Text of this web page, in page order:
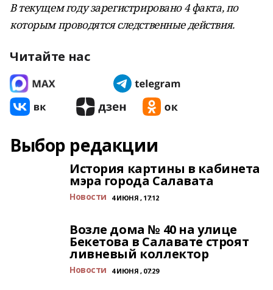
В текущем году зарегистрировано 4 факта,по
которым проводятся следственные действия.
Читайте нас
Выбор редакции
История картины в кабинета
мэра города Салавата
Новости 4 ИЮНЯ , 17:12
Возле дома № 40 на улице
Бекетова в Салавате строят
ливневый коллектор
Новости 4 ИЮНЯ , 07:29